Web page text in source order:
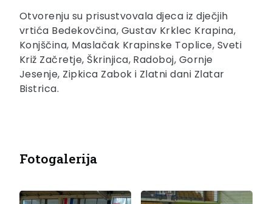
Otvorenju su prisustvovala djeca iz dječjih
vrtića Bedekovčina, Gustav Krklec Krapina,
Konjščina, Maslačak Krapinske Toplice, Sveti
Križ Začretje, Škrinjica, Radoboj, Gornje
Jesenje, Zipkica Zabok i Zlatni dani Zlatar
Bistrica.
Fotogalerija